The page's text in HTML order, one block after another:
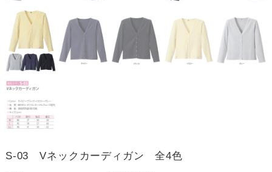
S-03 Vネックカーディガン 全4色